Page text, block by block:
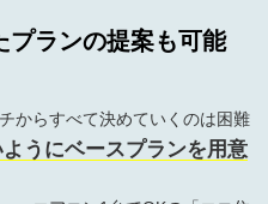
プランの提案も可能
からすべて決めていくのは困難
うにベースプランを用意